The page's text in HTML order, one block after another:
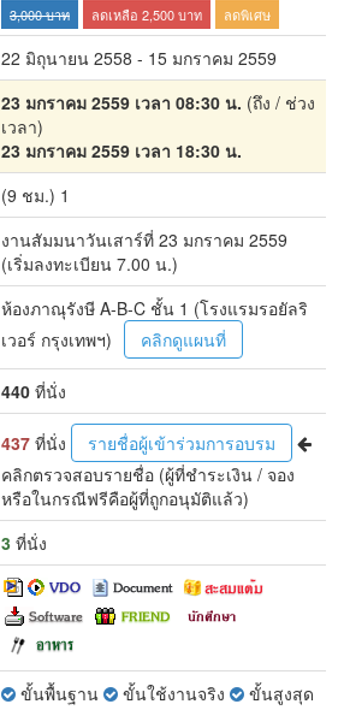
3,000 บาท ลดเหลือ 2,500 บาท ลดพิเศษ
22 มิถุนายน 2558 - 15 มกราคม 2559
23 มกราคม 2559 เวลา 08:30 น. (ถึง / ช่วง
เวลา)
23 มกราคม 2559 เวลา 18:30 น.
(9 ชม.) 1
งานสัมมนาวันเสาร์ที่ 23 มกราคม 2559
(เริ่มลงทะเบียน 7.00 น.)
ห้องภาณุรังษี A-B-C ชั้น 1 (โรงแรมรอยัลริ
เวอร์ กรุงเทพฯ)
คลิกดูแผนที่
440 ที่นั่ง
437 ที่นั่ง
รายชื่อผู้เข้าร่วมการอบรม
คลิกตรวจสอบรายชื่อ (ผู้ที่ชำระเงิน / จอง
หรือในกรณีฟรีคือผู้ที่ถูกอนุมัติแล้ว)
3 ที่นั่ง
ขั้นพื้นฐาน ขั้นใช้งานจริง ขั้นสูงสุด